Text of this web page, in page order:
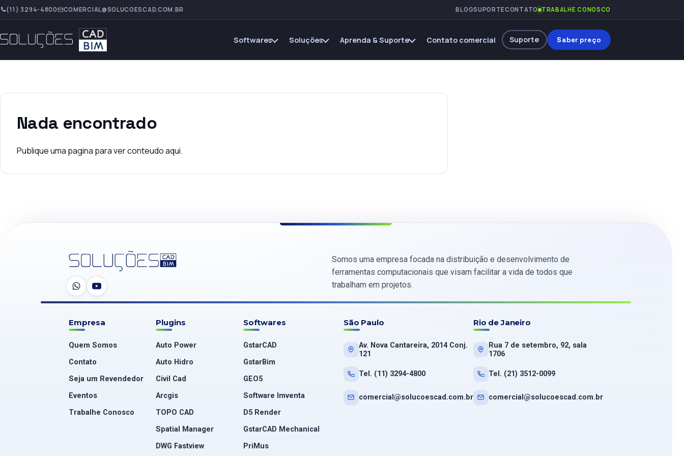
(11) 3294-4800 COMERCIAL@SOLUCOESCAD.COM.BR BLOGSUPORTECONTATO TRABALHE CONOSCO
Softwares Soluções Aprenda & Suporte Contato comercial Suporte Saber preço
Nada encontrado
Publique uma pagina para ver conteudo aqui.
Somos uma empresa focada na distribuição e desenvolvimento de
ferramentas computacionais que visam facilitar a vida de todos que
trabalham em projetos.
Empresa
Quem Somos
Contato
Seja um Revendedor
Eventos
Trabalhe Conosco
Plugins
Auto Power
Auto Hidro
Civil Cad
Arcgis
TOPO CAD
Spatial Manager
DWG Fastview
Softwares
GstarCAD
GstarBim
GEO5
Software Imventa
D5 Render
GstarCAD Mechanical
PriMus
São Paulo
Av. Nova Cantareira, 2014 Conj.
121
Tel. (11) 3294-4800
comercial@solucoescad.com.br
Rio de Janeiro
Rua 7 de setembro, 92, sala
1706
Tel. (21) 3512-0099
comercial@solucoescad.com.br